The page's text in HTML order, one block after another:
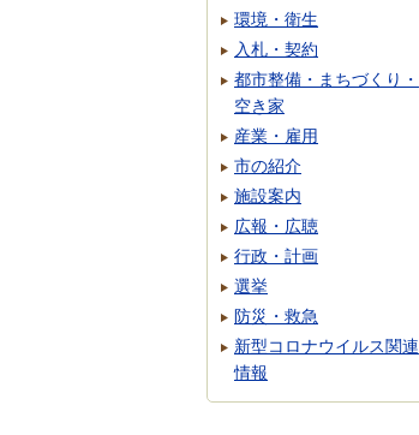
環境・衛生
入札・契約
都市整備・まちづくり・
空き家
産業・雇用
市の紹介
施設案内
広報・広聴
行政・計画
選挙
防災・救急
新型コロナウイルス関連
情報